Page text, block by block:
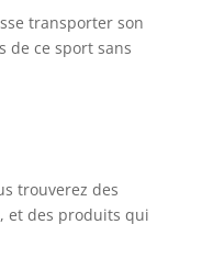
transporter son
de ce sport sans
trouverez des
et des produits qui